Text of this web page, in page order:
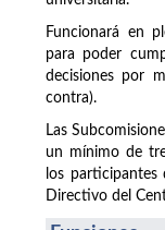
Funcionará en
para poder
decisiones por
contra).
Las
un mínimo de
los participantes
Directivo del